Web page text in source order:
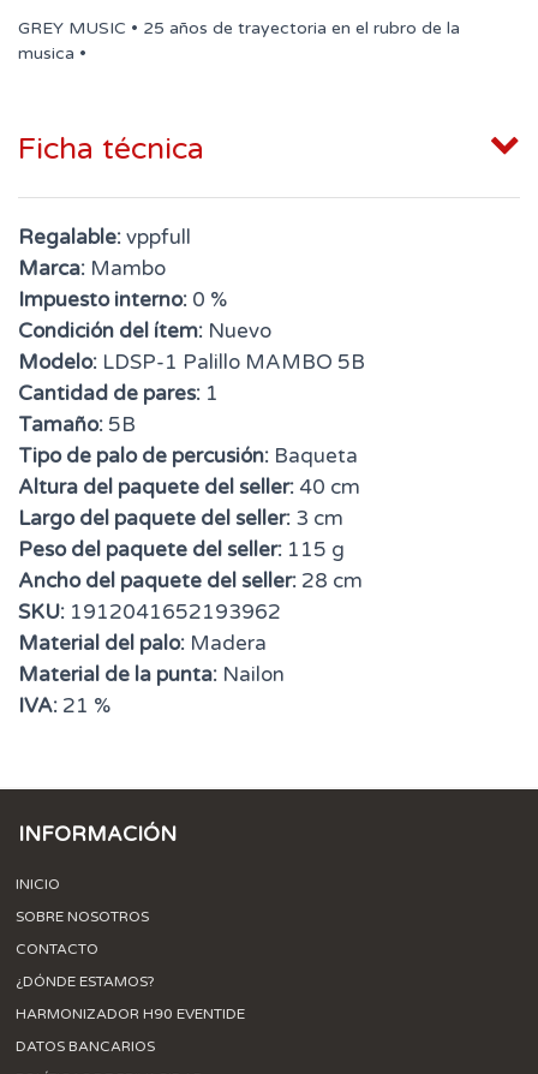
GREY MUSIC • 25 años de trayectoria en el rubro de la
musica •
Ficha técnica
Regalable:vppfull
Marca: Mambo
Impuesto interno: 0 %
Condición del ítem: Nuevo
Modelo: LDSP-1 Palillo MAMBO 5B
Cantidad de pares: 1
Tamaño: 5B
Tipo de palo de percusión: Baqueta
Altura del paquete del seller: 40 cm
Largo del paquete del seller: 3 cm
Peso del paquete del seller: 115 g
Ancho del paquete del seller: 28 cm
SKU: 1912041652193962
Material del palo: Madera
Material de la punta: Nailon
IVA: 21 %
INFORMACIÓN
INICIO
SOBRE NOSOTROS
CONTACTO
¿DÓNDE ESTAMOS?
HARMONIZADOR H90 EVENTIDE
DATOS BANCARIOS